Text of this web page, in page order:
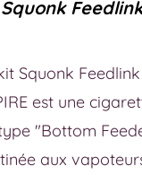
Squonk
est une
"Bottom
aux